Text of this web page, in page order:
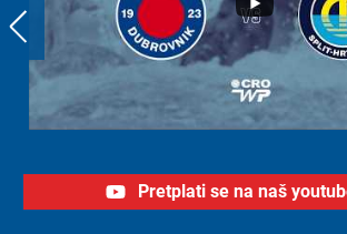
Pretplati se na naš